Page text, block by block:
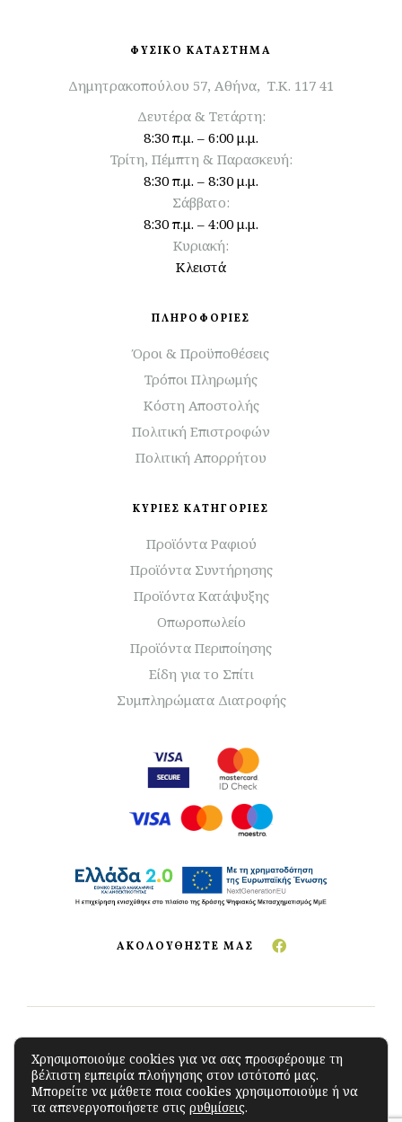
ΦΥΣΙΚΟ ΚΑΤΑΣΤΗΜΑ
Δημητρακοπούλου 57, Αθήνα, Τ.Κ. 117 41
Δευτέρα & Τετάρτη:
8:30 π.μ. – 6:00 μ.μ.
Τρίτη, Πέμπτη & Παρασκευή:
8:30 π.μ. – 8:30 μ.μ.
Σάββατο:
8:30 π.μ. – 4:00 μ.μ.
Κυριακή:
Κλειστά
ΠΛΗΡΟΦΟΡΙΕΣ
Όροι & Προϋποθέσεις
Τρόποι Πληρωμής
Κόστη Αποστολής
Πολιτική Επιστροφών
Πολιτική Απορρήτου
ΚΥΡΙΕΣ ΚΑΤΗΓΟΡΙΕΣ
Προϊόντα Ραφιού
Προϊόντα Συντήρησης
Προϊόντα Κατάψυξης
Οπωροπωλείο
Προϊόντα Περιποίησης
Είδη για το Σπίτι
Συμπληρώματα Διατροφής
ΑΚΟΛΟΥΘΗΣΤΕ ΜΑΣ
Copyright © 2023 The Green Store.All Rights
Reserved. Developed byiSoftCloud
Χρησιμοποιούμε cookies για να σας προσφέρουμε τη
βέλτιστη εμπειρία πλοήγησης στον ιστότοπό μας.
Μπορείτε να μάθετε ποια cookies χρησιμοποιούμε ή να
τα απενεργοποιήσετε στις ρυθμίσεις.